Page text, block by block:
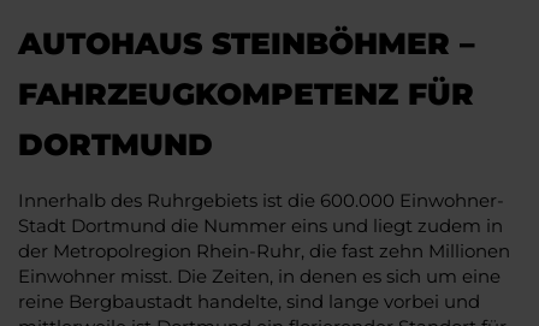
AUTOHAUS STEINBÖHMER –
FAHRZEUGKOMPETENZ FÜR
DORTMUND
Innerhalb des Ruhrgebiets ist die 600.000 Einwohner-
Stadt Dortmund die Nummer eins und liegt zudem in
der Metropolregion Rhein-Ruhr, die fast zehn Millionen
Einwohner misst. Die Zeiten, in denen es sich um eine
reine Bergbaustadt handelte, sind lange vorbei und